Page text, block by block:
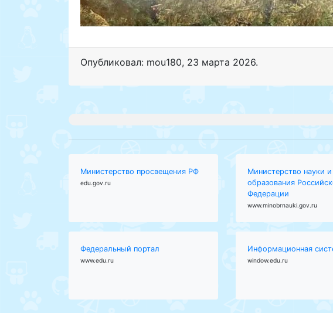
Опубликовал: mou180, 23 марта 2026.
Министерство просвещения РФ
edu.gov.ru
Министерство науки
образования
Федерации
www.minobrnauki.gov.ru
Федеральный портал
www.edu.ru
Информационная
window.edu.ru